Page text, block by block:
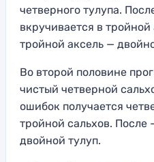
четверного тулупа.
вкручивается в
тройной аксель —
Во второй половине
чистый четверной
ошибок получается
тройной сальхов. После
двойной тулуп.